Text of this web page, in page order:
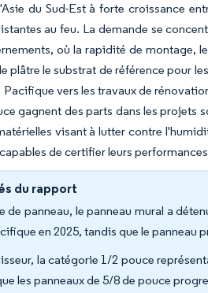
du Sud-Est à forte croissance
au feu. La demande se
où la rapidité de montage,
plâtre le substrat de référence pour
Pacifique vers les travaux de
gagnent des parts dans les projets
visant à lutter contre
de certifier leurs
du rapport
de panneau, le panneau mural a
en 2025, tandis que le panneau
la catégorie 1/2 pouce
les panneaux de 5/8 de pouce